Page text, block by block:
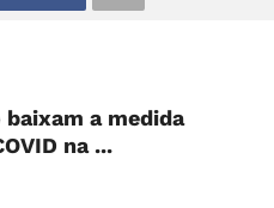
a medida
na ...